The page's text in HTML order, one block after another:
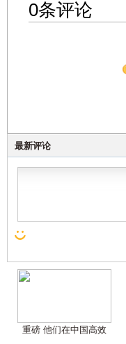
0条评论
最新评论
重磅 他们在中国高效